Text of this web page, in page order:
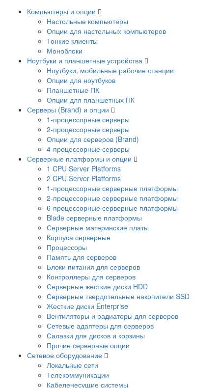
Компьютеры и опции
Настольные компьютеры
Опции для настольных компьютеров
Тонкие клиенты
Моноблоки
Ноутбуки и планшетные устройства
Ноутбуки, мобильные рабочие станции
Опции для ноутбуков
Планшетные ПК
Опции для планшетных ПК
Серверы (Brand) и опции
1-процессорные серверы
2-процессорные серверы
Опции для серверов (Brand)
4-процессорные серверы
Серверные платформы и опции
1 CPU Server Platforms
2 CPU Server Platforms
1-процессорные серверные платформы
2-процессорные серверные платформы
6-процессорные серверные платформы
Blade серверные платформы
Серверные материнские платы
Корпуса серверные
Процессоры
Память для серверов
Блоки питания для серверов
Контроллеры для серверов
Серверные жесткие диски HDD
Серверные твердотельные накопители SSD
Жесткие диски Enterprise
Вентиляторы и радиаторы для серверов
Сетевые адаптеры для серверов
Салазки для дисков и корзины
Прочие серверные опции
Сетевое оборудование
Локальные сети
Телекоммуникации
Кабеленесущие системы